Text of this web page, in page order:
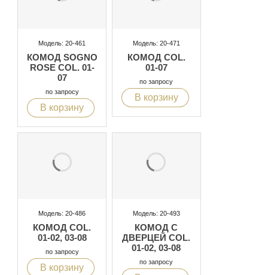
Модель: 20-461
КОМОД SOGNO
ROSE COL. 01-
07
по запросу
В корзину
Модель: 20-471
КОМОД COL.
01-07
по запросу
В корзину
Модель: 20-486
КОМОД COL.
01-02, 03-08
по запросу
В корзину
Модель: 20-493
КОМОД С
ДВЕРЦЕЙ COL.
01-02, 03-08
по запросу